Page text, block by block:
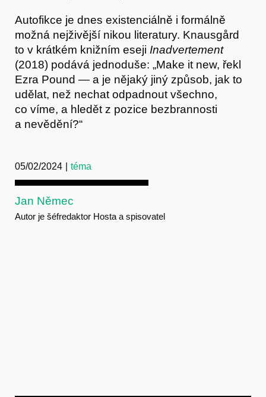
Autofikce je dnes existenciálně i formálně
možná nejživější nikou literatury. Knausgård
to v krátkém knižním eseji Inadvertement
(2018) podává jednoduše: „Make it new, řekl
Ezra Pound — a je nějaký jiný způsob, jak to
udělat, než nechat odpadnout všechno,
co víme, a hledět z pozice bezbrannosti
a nevědění?“
05/02/2024 téma
Jan Němec
Autor je šéfredaktor Hosta a spisovatel